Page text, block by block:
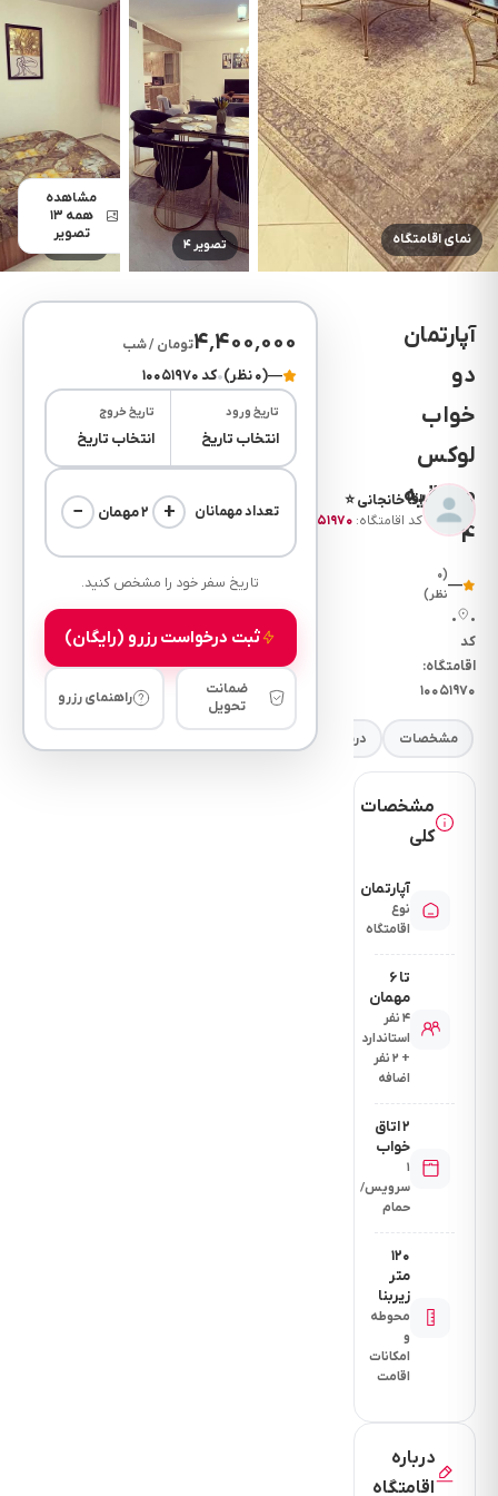
نمای اقامتگاه تصویر ۴ تصویر ۵
مشاهده
همه ۱۳
تصویر
آپارتمان
دو
خواب
لوکس
صادقیه
4
—
(۰
نظر)
•
•
کد
اقامتگاه:
۱۰۰۵۱۹۷۰
اقا خانجانی ⭐
کد اقامتگاه: ۱۰۰۵۱۹۷۰
مشخصات درباره مقررات
مشخصات
کلی
آپارتمان
نوع
اقامتگاه
تا ۶
مهمان
۴ نفر
استاندارد
+ ۲ نفر
اضافه
۲ اتاق
خواب
۱
سرویس/
حمام
۱۲۰
متر
زیربنا
محوطه
و
امکانات
اقامت
درباره
اقامتگاه
۴٬۴۰۰٬۰۰۰تومان / شب
—(۰ نظر) •کد ۱۰۰۵۱۹۷۰
تاریخ ورود
انتخاب تاریخ
تاریخ خروج
انتخاب تاریخ
تعداد مهمانان − ۲ مهمان +
تاریخ سفر خود را مشخص کنید.
ثبت درخواست رزرو (رایگان)
ضمانت
تحویل
راهنمای رزرو